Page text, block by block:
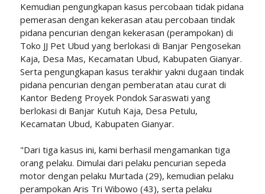
Kemudian pengungkapan kasus percobaan tidak pidana
pemerasan dengan kekerasan atau percobaan tindak
pidana pencurian dengan kekerasan (perampokan) di
Toko JJ Pet Ubud yang berlokasi di Banjar Pengosekan
Kaja, Desa Mas, Kecamatan Ubud, Kabupaten Gianyar.
Serta pengungkapan kasus terakhir yakni dugaan tindak
pidana pencurian dengan pemberatan atau curat di
Kantor Bedeng Proyek Pondok Saraswati yang
berlokasi di Banjar Kutuh Kaja, Desa Petulu,
Kecamatan Ubud, Kabupaten Gianyar.
"Dari tiga kasus ini, kami berhasil mengamankan tiga
orang pelaku. Dimulai dari pelaku pencurian sepeda
motor dengan pelaku Murtada (29), kemudian pelaku
perampokan Aris Tri Wibowo (43), serta pelaku